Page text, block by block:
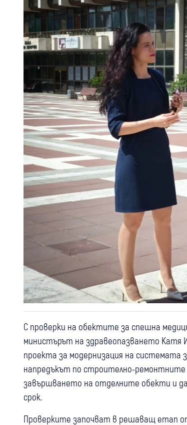
С проверки на обектите за спешна
министърът на здравеопазването Катя
проекта за модернизация на системата
напредъкът по строително-
завършването на отделните обекти и
срок.
Проверките започват в решаващ етап